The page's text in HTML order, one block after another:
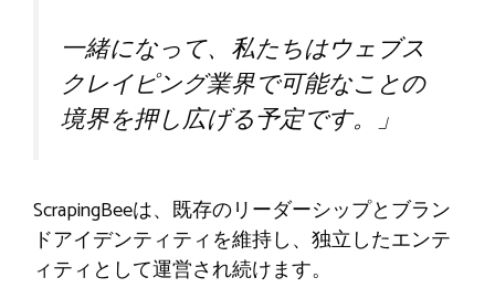
一緒になって、私たちはウェブス
クレイピング業界で可能なことの
境界を押し広げる予定です。」
ScrapingBeeは、既存のリーダーシップとブラン
ドアイデンティティを維持し、独立したエンテ
ィティとして運営され続けます。